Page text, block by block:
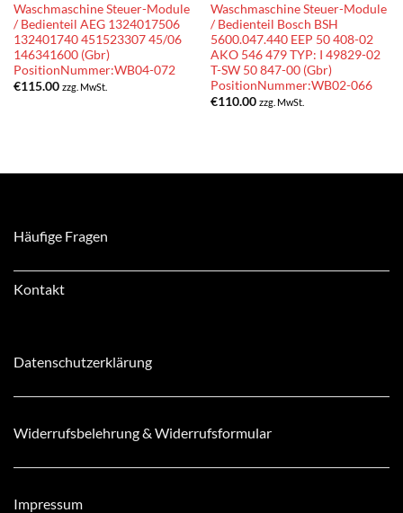
Waschmaschine Steuer-Module
/ Bedienteil AEG 1324017506
132401740 451523307 45/06
146341600 (Gbr)
PositionNummer:WB04-072
€115.00 zzg. MwSt.
Waschmaschine Steuer-Module
/ Bedienteil Bosch BSH
5600.047.440 EEP 50 408-02
AKO 546 479 TYP: I 49829-02
T-SW 50 847-00 (Gbr)
PositionNummer:WB02-066
€110.00 zzg. MwSt.
Häufige Fragen
Kontakt
Datenschutzerklärung
Widerrufsbelehrung & Widerrufsformular
Impressum